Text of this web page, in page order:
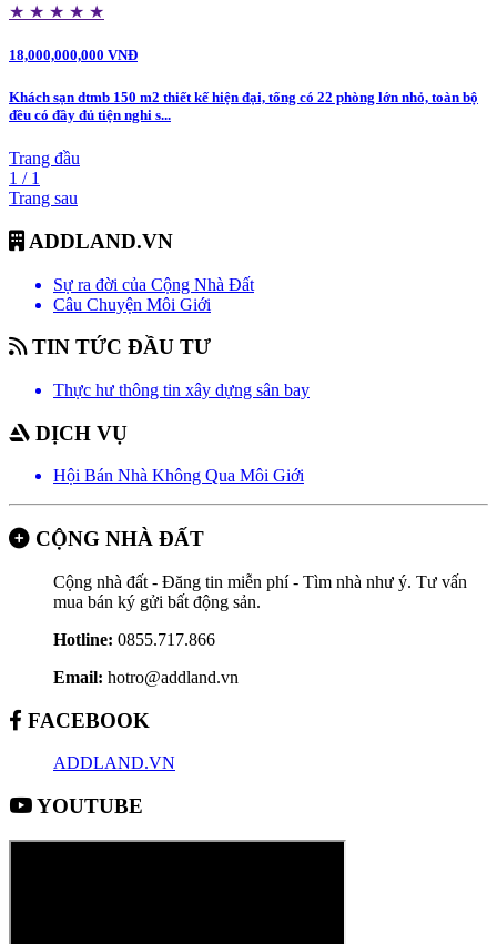
★ ★ ★ ★ ★
18,000,000,000 VNĐ
Khách sạn dtmb 150 m2 thiết kế hiện đại, tổng có 22 phòng lớn nhỏ, toàn bộ
đều có đầy đủ tiện nghi s...
Trang đầu
1 / 1
Trang sau
ADDLAND.VN
Sự ra đời của Cộng Nhà Đất
Câu Chuyện Môi Giới
TIN TỨC ĐẦU TƯ
Thực hư thông tin xây dựng sân bay
DỊCH VỤ
Hội Bán Nhà Không Qua Môi Giới
CỘNG NHÀ ĐẤT
Cộng nhà đất - Đăng tin miễn phí - Tìm nhà như ý. Tư vấn
mua bán ký gửi bất động sản.
Hotline: 0855.717.866
Email: hotro@addland.vn
FACEBOOK
ADDLAND.VN
YOUTUBE